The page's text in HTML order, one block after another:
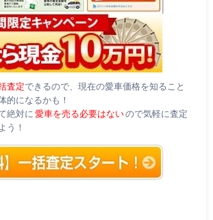
査定できるので、現在の愛車価格を知ること
的になるかも！
絶対に 愛車を売る必要はないので気軽に査定
う！